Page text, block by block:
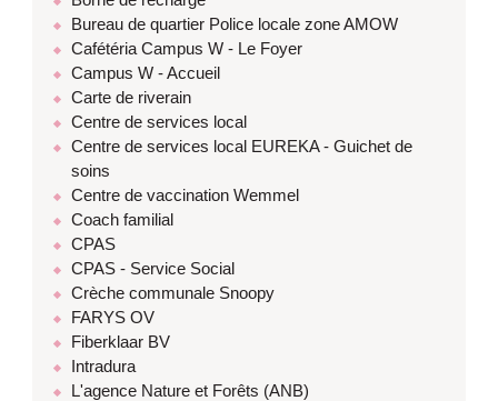
Bureau de quartier Police locale zone AMOW
Cafétéria Campus W - Le Foyer
Campus W - Accueil
Carte de riverain
Centre de services local
Centre de services local EUREKA - Guichet de
soins
Centre de vaccination Wemmel
Coach familial
CPAS
CPAS - Service Social
Crèche communale Snoopy
FARYS OV
Fiberklaar BV
Intradura
L'agence Nature et Forêts (ANB)